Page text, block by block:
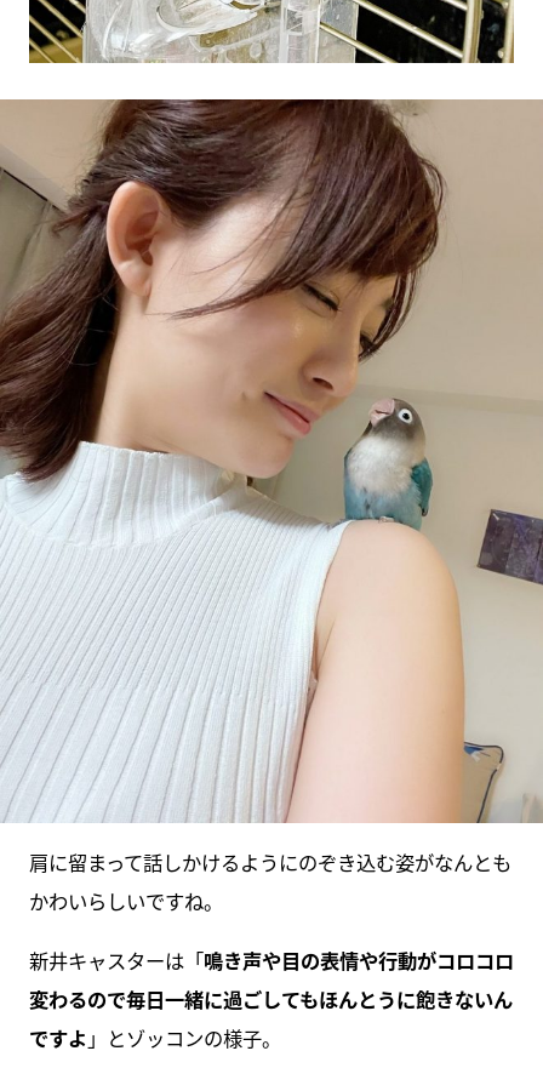
肩に留まって話しかけるようにのぞき込む姿がなんとも
かわいらしいですね。
新井キャスターは「鳴き声や目の表情や行動がコロコロ
変わるので毎日一緒に過ごしてもほんとうに飽きないん
ですよ 」とゾッコンの様子。